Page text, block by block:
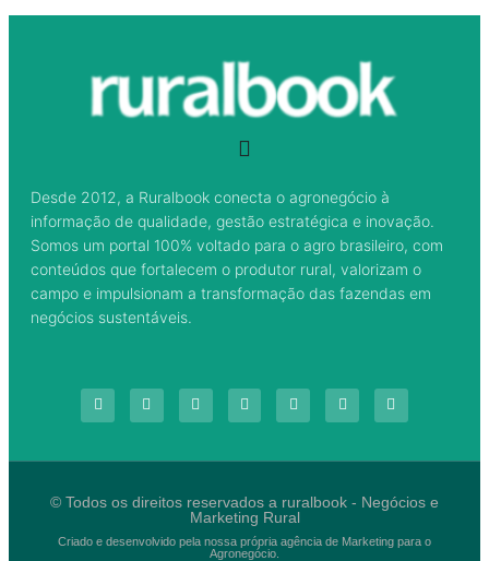
Desde 2012, a Ruralbook conecta o agronegócio à
informação de qualidade, gestão estratégica e inovação.
Somos um portal 100% voltado para o agro brasileiro, com
conteúdos que fortalecem o produtor rural, valorizam o
campo e impulsionam a transformação das fazendas em
negócios sustentáveis.
© Todos os direitos reservados a ruralbook - Negócios e
Marketing Rural
Criado e desenvolvido pela nossa própria agência de Marketing para o
Agronegócio.